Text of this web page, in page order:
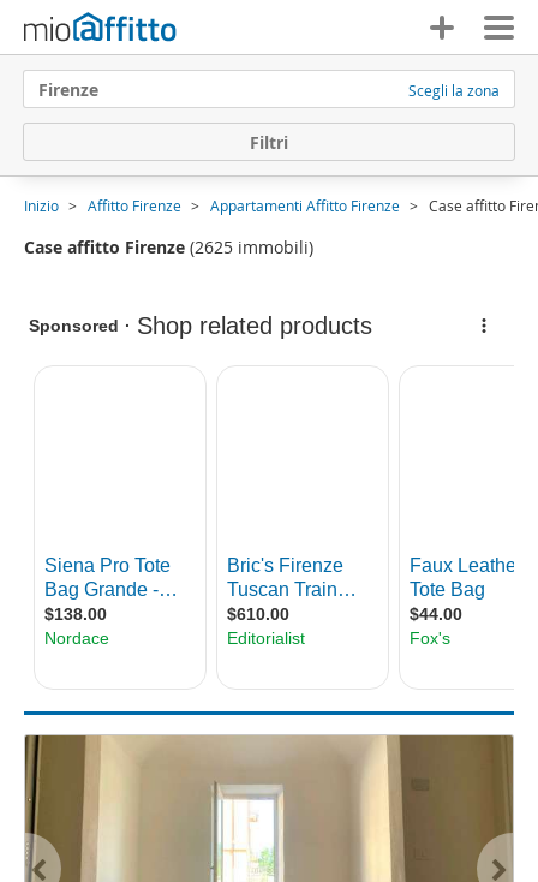
Firenze Scegli la zona
Filtri
Inizio Affitto Firenze Appartamenti Affitto Firenze Case affitto
Case affitto Firenze (2625 immobili)